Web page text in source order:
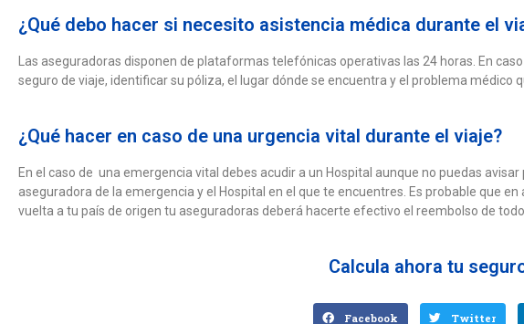
¿Qué debo hacer si necesito asistencia médica durante el
Las aseguradoras disponen de plataformas telefónicas operativas las 24 horas. En
seguro de viaje, identificar su póliza, el lugar dónde se encuentra y el problema
¿Qué hacer en caso de una urgencia vital durante el viaje?
En el caso de una emergencia vital debes acudir a un Hospital aunque no puedas
aseguradora de la emergencia y el Hospital en el que te encuentres. Es probable que
vuelta a tu país de origen tu aseguradoras deberá hacerte efectivo el reembolso de
Calcula ahora tu
Facebook Twitter